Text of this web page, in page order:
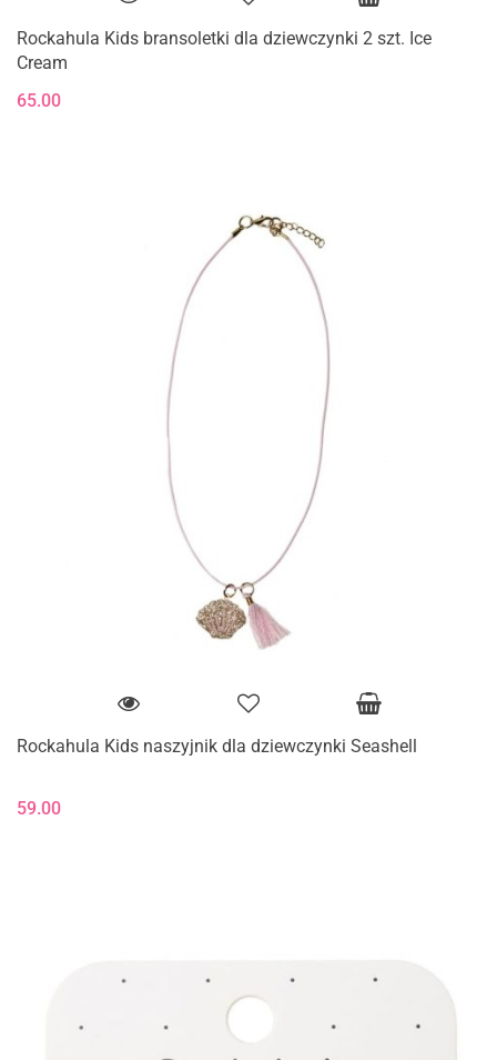
Rockahula Kids bransoletki dla dziewczynki 2 szt. Ice
Cream
65.00
Rockahula Kids naszyjnik dla dziewczynki Seashell
59.00